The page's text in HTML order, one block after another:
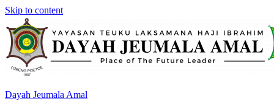
Skip to content
Dayah Jeumala Amal